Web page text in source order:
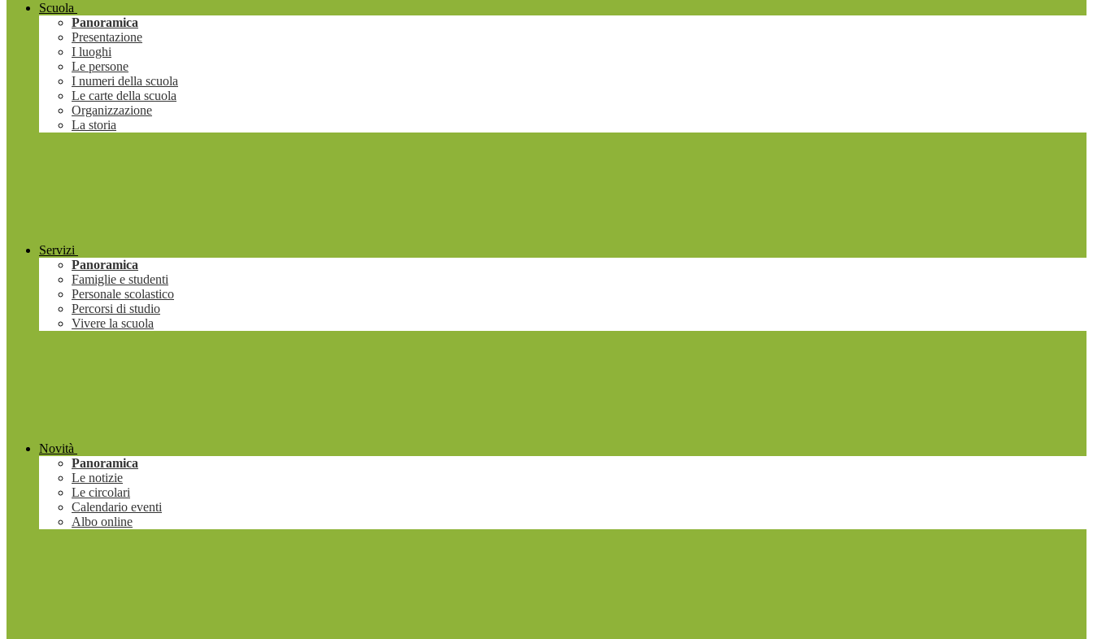
Scuola
Panoramica
Presentazione
I luoghi
Le persone
I numeri della scuola
Le carte della scuola
Organizzazione
La storia
Servizi
Panoramica
Famiglie e studenti
Personale scolastico
Percorsi di studio
Vivere la scuola
Novità
Panoramica
Le notizie
Le circolari
Calendario eventi
Albo online